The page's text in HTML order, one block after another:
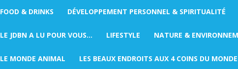
FOOD & DRINKS DÉVELOPPEMENT PERSONNEL & SPIRITUALITÉ
LE JDBN A LU POUR VOUS… LIFESTYLE NATURE &
LE MONDE ANIMAL LES BEAUX ENDROITS AUX 4 COINS DU MONDE